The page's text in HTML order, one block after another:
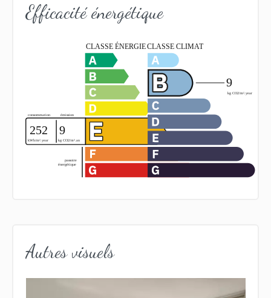
Efficacité énergétique
Autres visuels